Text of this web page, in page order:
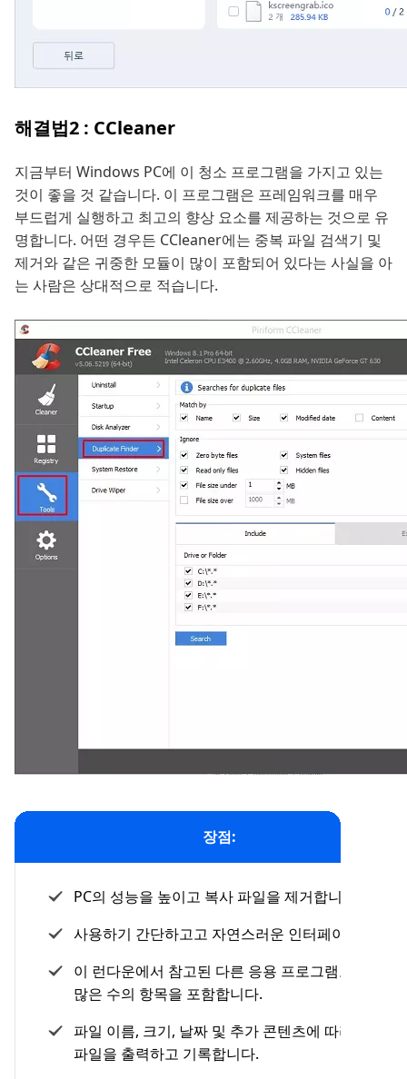
해결법2 : CCleaner
지금부터 Windows PC에 이 청소 프로그램을 가지고 있는
것이 좋을 것 같습니다. 이 프로그램은 프레임워크를 매우
부드럽게 실행하고 최고의 향상 요소를 제공하는 것으로 유
명합니다. 어떤 경우든 CCleaner에는 중복 파일 검색기 및
제거와 같은 귀중한 모듈이 많이 포함되어 있다는 사실을 아
는 사람은 상대적으로 적습니다.
장점:
PC의 성능을 높이고 복사 파일을 제거합니다.
사용하기 간단하고고 자연스러운 인터페이스.
이 런다운에서 참고된 다른 응용 프로그램보다 더
많은 수의 항목을 포함합니다.
파일 이름, 크기, 날짜 및 추가 콘텐츠에 따라 복사
파일을 출력하고 기록합니다.